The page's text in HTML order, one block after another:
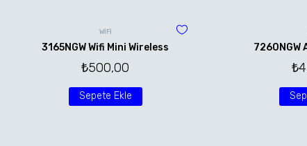
WİFİ
3165NGW Wifi Mini Wireless
₺500,00
Sepete Ekle
7260NGW
₺